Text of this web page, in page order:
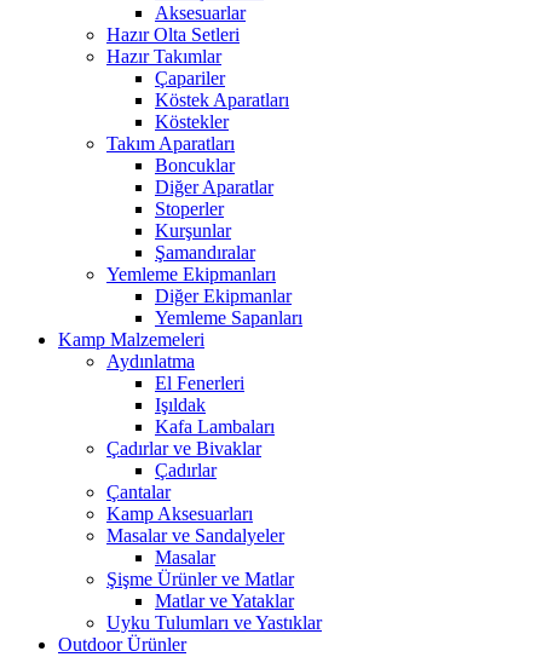
Aksesuarlar
Hazır Olta Setleri
Hazır Takımlar
Çapariler
Köstek Aparatları
Köstekler
Takım Aparatları
Boncuklar
Diğer Aparatlar
Stoperler
Kurşunlar
Şamandıralar
Yemleme Ekipmanları
Diğer Ekipmanlar
Yemleme Sapanları
Kamp Malzemeleri
Aydınlatma
El Fenerleri
Işıldak
Kafa Lambaları
Çadırlar ve Bivaklar
Çadırlar
Çantalar
Kamp Aksesuarları
Masalar ve Sandalyeler
Masalar
Şişme Ürünler ve Matlar
Matlar ve Yataklar
Uyku Tulumları ve Yastıklar
Outdoor Ürünler